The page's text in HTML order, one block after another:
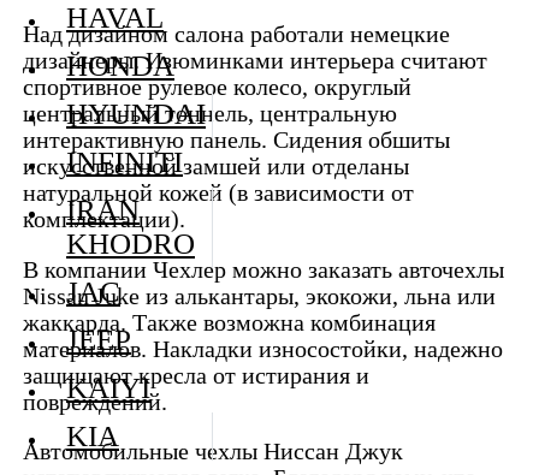
Над дизайном салона работали немецкие
дизайнеры. Изюминками интерьера считают
спортивное рулевое колесо, округлый
центральный тоннель, центральную
интерактивную панель. Сидения обшиты
искусственной замшей или отделаны
натуральной кожей (в зависимости от
комплектации).
В компании Чехлер можно заказать авточехлы
Nissan Juke из алькантары, экокожи, льна или
жаккарда. Также возможна комбинация
материалов. Накладки износостойки, надежно
защищают кресла от истирания и
повреждений.
Автомобильные чехлы Ниссан Джук
HAVAL
HONDA
HYUNDAI
INFINITI
IRAN
KHODRO
JAC
JEEP
KAIYI
KIA